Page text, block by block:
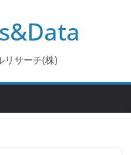
リサーチ(株)